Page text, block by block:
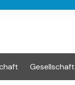
Gesellschaft